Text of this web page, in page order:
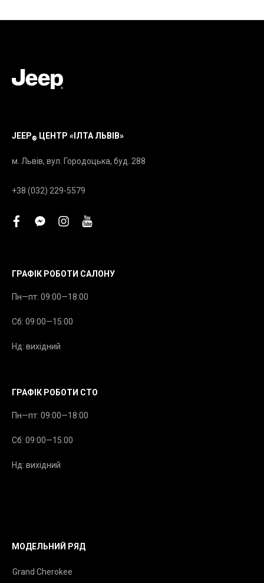
JEEP® ЦЕНТР «ІЛТА ЛЬВІВ»
м. Львів, вул. Городоцька, буд. 288
+38 (032) 229-5579
facebookfacebook-
instagram
youtube
ГРАФІК РОБОТИ САЛОНУ
Пн—пт: 09:00—18:00
Сб: 09:00—15:00
Нд: вихідний
ГРАФІК РОБОТИ СТО
Пн—пт: 09:00—18:00
Сб: 09:00—15:00
Нд: вихідний
МОДЕЛЬНИЙ РЯД
Grand Cherokee